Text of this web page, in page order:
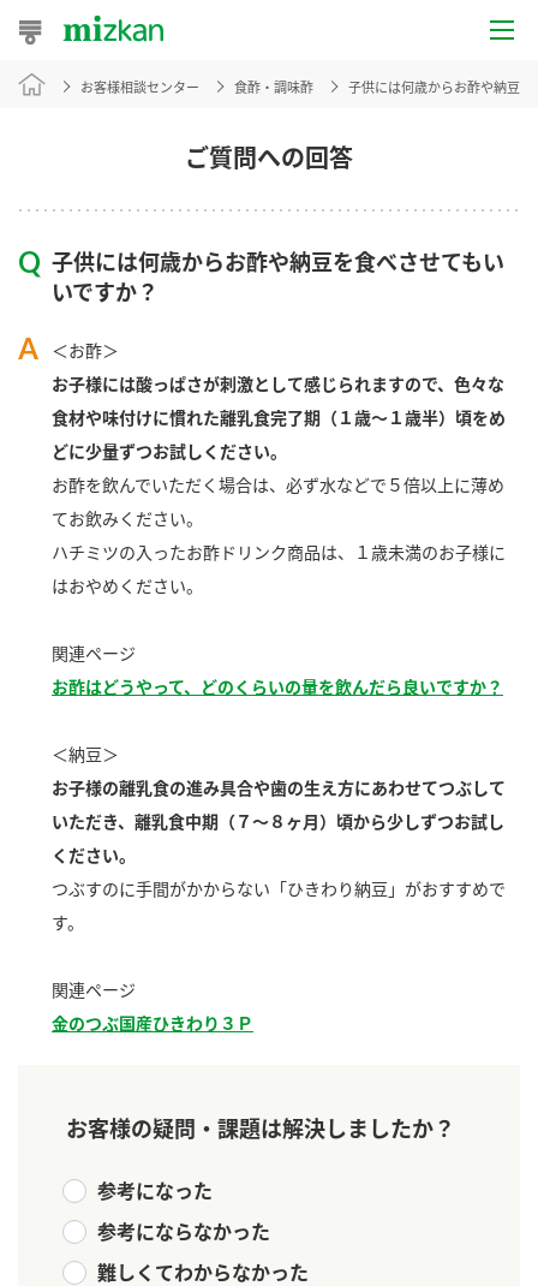
おうちレシピ
レシピ特集
レシピカテゴリ一覧
商品カテゴリ
酢 調味酢
スープ 中華
クイック調味料
ふりかけ おすしの素
新商品一覧
ブランド・スペシャルサイト
商品ブランドサイト
Fibee（ファイビー）
くらしプラ酢
カンタン酢
お酢ドリンク
ぽん酢
鍋なび
納豆のサイト
PIN印
三ツ判山吹
企業情報
国内事業概要
ミツカングループについて
環境への取り組み
ZENB initiative
MIM（ミツカンミュージアム）
採用情報
お客様相談センター
お客様の声をいかしました
ご質問への回答
お客様相談センター 食酢・調味酢 子供には何歳からお酢や納豆
子供には何歳からお酢や納豆を食べさせてもい
いですか？
＜お酢＞
お子様には酸っぱさが刺激として感じられますので、色々な
食材や味付けに慣れた離乳食完了期（１歳～１歳半）頃をめ
どに少量ずつお試しください。
お酢を飲んでいただく場合は、必ず水などで５倍以上に薄め
てお飲みください。
ハチミツの入ったお酢ドリンク商品は、１歳未満のお子様に
はおやめください。
関連ページ
お酢はどうやって、どのくらいの量を飲んだら良いですか？
＜納豆＞
お子様の離乳食の進み具合や歯の生え方にあわせてつぶして
いただき、離乳食中期（７～８ヶ月）頃から少しずつお試し
ください。
つぶすのに手間がかからない「ひきわり納豆」がおすすめで
す。
関連ページ
金のつぶ国産ひきわり３Ｐ
お客様の疑問・課題は解決しましたか？
参考になった
参考にならなかった
難しくてわからなかった